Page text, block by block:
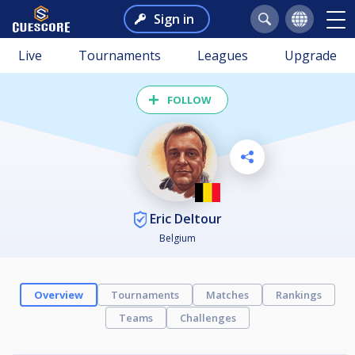
Sign in
Live Tournaments Leagues Upgrade
FOLLOW
Eric Deltour
Belgium
Overview Tournaments Matches
Rankings
Teams
Challenges